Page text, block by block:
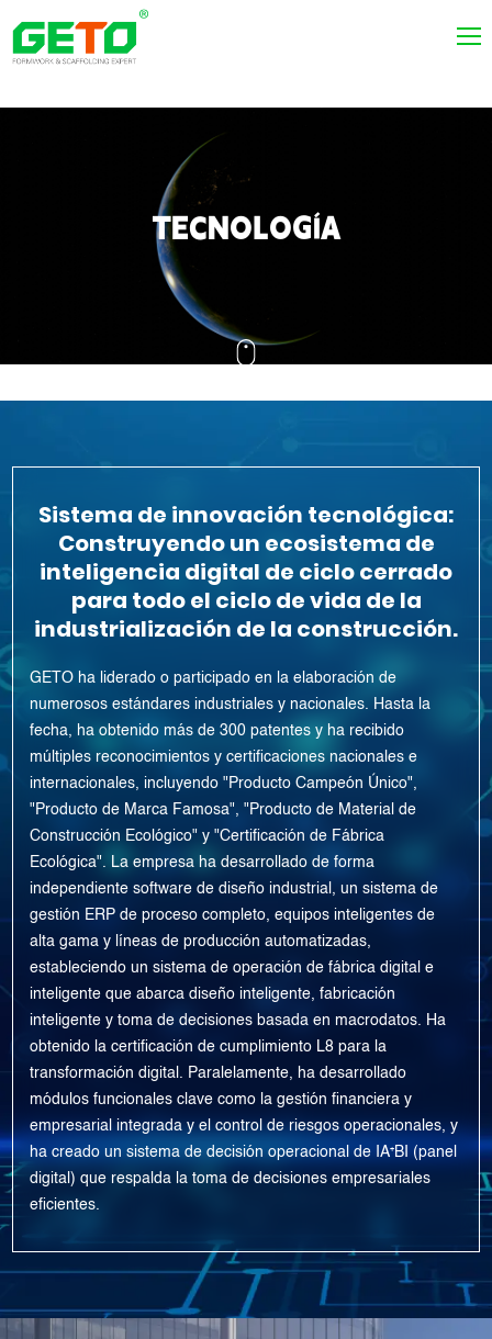
TECNOLOGÍA
Sistema de innovación tecnológica:
Construyendo un ecosistema de
inteligencia digital de ciclo cerrado
para todo el ciclo de vida de la
industrialización de la construcción.
GETO ha liderado o participado en la elaboración de
numerosos estándares industriales y nacionales. Hasta la
fecha, ha obtenido más de 300 patentes y ha recibido
múltiples reconocimientos y certificaciones nacionales e
internacionales, incluyendo "Producto Campeón Único",
"Producto de Marca Famosa", "Producto de Material de
Construcción Ecológico" y "Certificación de Fábrica
Ecológica". La empresa ha desarrollado de forma
independiente software de diseño industrial, un sistema de
gestión ERP de proceso completo, equipos inteligentes de
alta gama y líneas de producción automatizadas,
estableciendo un sistema de operación de fábrica digital e
inteligente que abarca diseño inteligente, fabricación
inteligente y toma de decisiones basada en macrodatos. Ha
obtenido la certificación de cumplimiento L8 para la
transformación digital. Paralelamente, ha desarrollado
módulos funcionales clave como la gestión financiera y
empresarial integrada y el control de riesgos operacionales, y
ha creado un sistema de decisión operacional de IA⁺BI (panel
digital) que respalda la toma de decisiones empresariales
eficientes.